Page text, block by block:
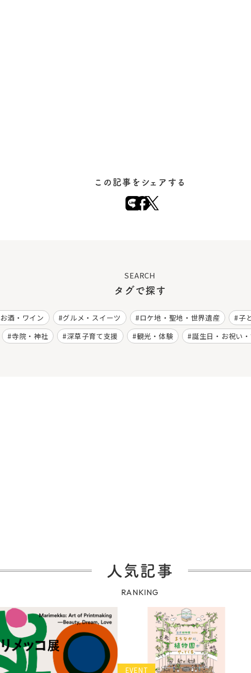
この記事をシェアする
SEARCH
タグで探す
お酒・ワイン グルメ・スイーツ ロケ地・聖地・世界遺産
子
寺院・神社
深草子育て支援 観光・体験 誕生日・お祝い
人気記事
RANKING
EVENT